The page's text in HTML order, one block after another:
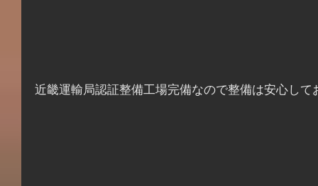
近畿運輸局認証整備工場完備なので整備は安心して